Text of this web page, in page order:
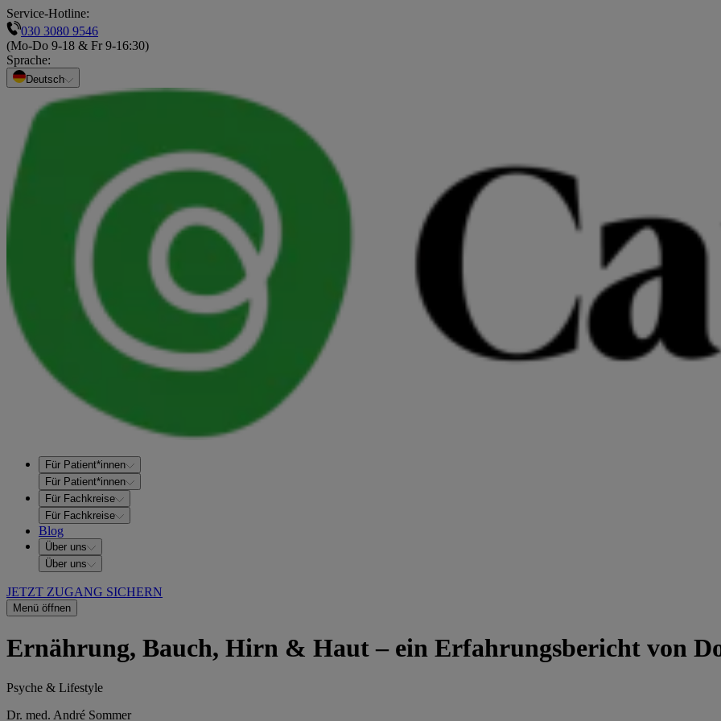
Service-Hotline:
030 3080 9546
(Mo-Do 9-18 & Fr 9-16:30)
Sprache:
Deutsch
Für Patient*innen
Für Patient*innen
Für Fachkreise
Für Fachkreise
Blog
Über uns
Über uns
JETZT ZUGANG SICHERN
Menü öffnen
Ernährung, Bauch, Hirn & Haut – ein Erfahrungsbericht von
Psyche & Lifestyle
Dr. med. André Sommer